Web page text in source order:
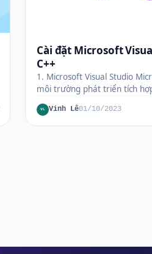
Cài đặt Microsoft
C++
1. Microsoft Visual Studio
môi trường phát triển tích
VL Vinh Lê01/10/2023